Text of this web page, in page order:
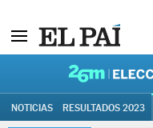
NOTICIAS RESULTADOS 2023